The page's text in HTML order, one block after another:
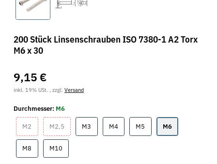
200 Stück Linsenschrauben ISO 7380-1 A2 Torx
M6 x 30
9,15 €
inkl. 19% USt. , zzgl. Versand
Durchmesser: M6
M2 M2 M2,5M2,5 M3 M4M4 M5 M6M6
M8 M10M10